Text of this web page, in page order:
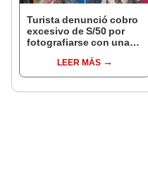
Turista denunció cobro
excesivo de S/50 por
fotografiarse con una
serenazgo recuperó el
dinero
LEER MÁS